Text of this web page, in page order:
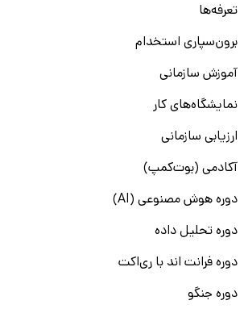
تعرفه‌ها
برون‌سپاری استخدام
آموزش سازمانی
نمایشگاه‌های کار
ارزیابی سازمانی
آکادمی (بوت‌کمپ)
دوره هوش مصنوعی (AI)
دوره تحلیل داده
دوره فرانت اند با ری‌اکت
دوره جنگو